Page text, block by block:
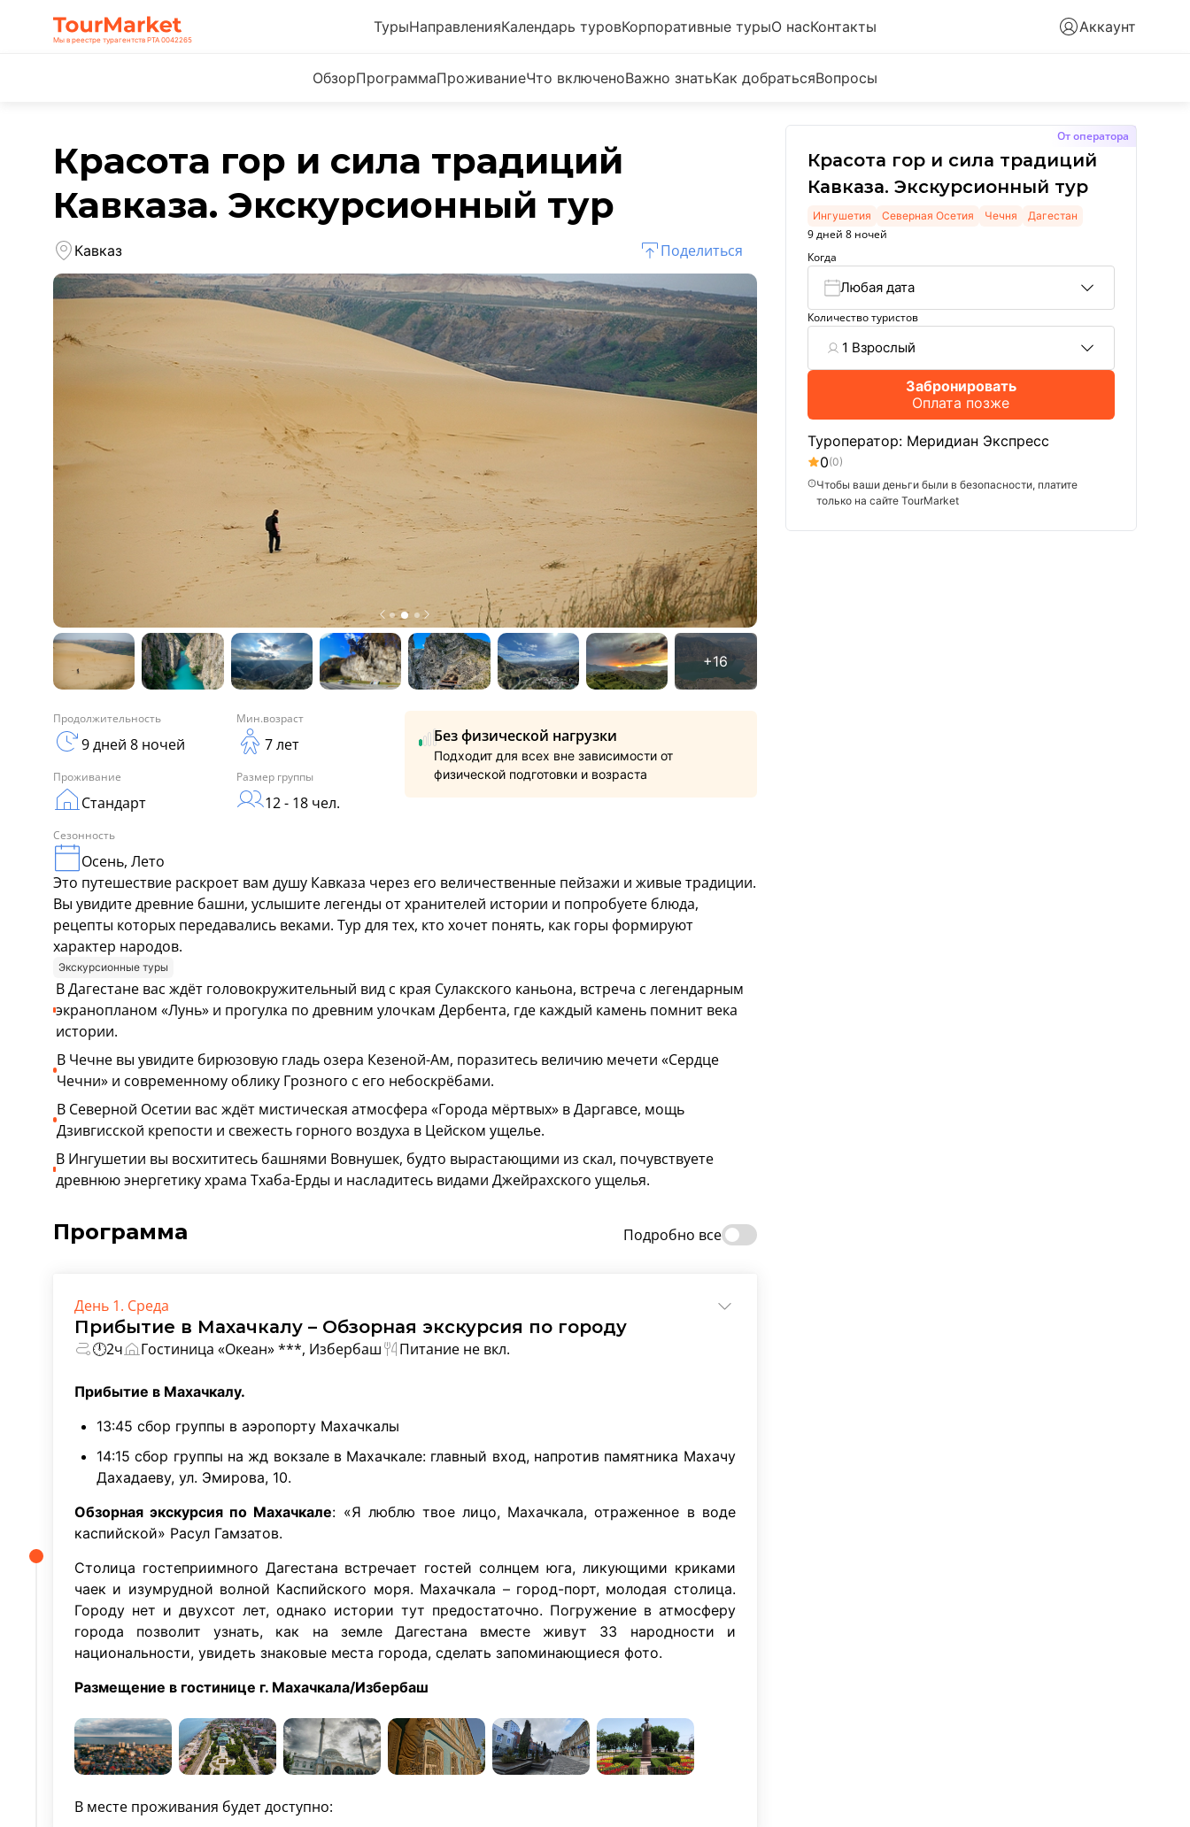
Мы в реестре турагентств РТА 0042265
ТурыНаправленияКалендарь туровКорпоративные турыО насКонтакты Аккаунт
ОбзорПрограммаПроживаниеЧто включеноВажно знатьКак добратьсяВопросы
Красота гор и сила традиций
Кавказа. Экскурсионный тур
Кавказ Поделиться
Продолжительность
9 дней 8 ночей
Мин.возраст
7 лет
Проживание
Стандарт
Размер группы
12 - 18 чел.
Сезонность
Осень, Лето
Без физической нагрузки
Подходит для всех вне зависимости от
физической подготовки и возраста
Это путешествие раскроет вам душу Кавказа через его величественные пейзажи и живые традиции.
Вы увидите древние башни, услышите легенды от хранителей истории и попробуете блюда,
рецепты которых передавались веками. Тур для тех, кто хочет понять, как горы формируют
характер народов.
Экскурсионные туры
В Дагестане вас ждёт головокружительный вид с края Сулакского каньона, встреча с легендарным
экранопланом «Лунь» и прогулка по древним улочкам Дербента, где каждый камень помнит века
истории.
В Чечне вы увидите бирюзовую гладь озера Кезеной-Ам, поразитесь величию мечети «Сердце
Чечни» и современному облику Грозного с его небоскрёбами.
В Северной Осетии вас ждёт мистическая атмосфера «Города мёртвых» в Даргавсе, мощь
Дзивгисской крепости и свежесть горного воздуха в Цейском ущелье.
В Ингушетии вы восхититесь башнями Вовнушек, будто вырастающими из скал, почувствуете
древнюю энергетику храма Тхаба-Ерды и насладитесь видами Джейрахского ущелья.
Программа Подробно все
День 1. Среда
Прибытие в Махачкалу – Обзорная экскурсия по городу
🕛2ч Гостиница «Океан» ***, Избербаш Питание не вкл.
Прибытие в Махачкалу.
13:45 сбор группы в аэропорту Махачкалы
14:15 сбор группы на жд вокзале в Махачкале: главный вход, напротив памятника Махачу
Дахадаеву, ул. Эмирова, 10.
Обзорная экскурсия по Махачкале: «Я люблю твое лицо, Махачкала, отраженное в воде
каспийской» Расул Гамзатов.
Столица гостеприимного Дагестана встречает гостей солнцем юга, ликующими криками
чаек и изумрудной волной Каспийского моря. Махачкала – город-порт, молодая столица.
Городу нет и двухсот лет, однако истории тут предостаточно. Погружение в атмосферу
города позволит узнать, как на земле Дагестана вместе живут 33 народности и
национальности, увидеть знаковые места города, сделать запоминающиеся фото.
Размещение в гостинице г. Махачкала/Избербаш
В месте проживания будет доступно:
От оператора
Красота гор и сила традиций
Кавказа. Экскурсионный тур
Ингушетия Северная Осетия Чечня Дагестан
9 дней 8 ночей
Когда
Любая дата
Количество туристов
1 Взрослый
Забронировать
Оплата позже
Туроператор: Меридиан Экспресс
0(0)
Чтобы ваши деньги были в безопасности, платите
только на сайте TourMarket